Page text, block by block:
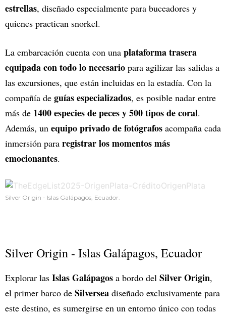
estrellas, diseñado especialmente para buceadores y
quienes practican snorkel.
La embarcación cuenta con una plataforma trasera
equipada con todo lo necesario para agilizar las salidas a
las excursiones, que están incluidas en la estadía. Con la
compañía de guías especializados, es posible nadar entre
más de 1400 especies de peces y 500 tipos de coral.
Además, un equipo privado de fotógrafos acompaña cada
inmersión para registrar los momentos más
emocionantes.
Silver Origin - Islas Galápagos, Ecuador.
Silver Origin - Islas Galápagos, Ecuador
Explorar las Islas Galápagos a bordo del Silver Origin,
el primer barco de Silversea diseñado exclusivamente para
este destino, es sumergirse en un entorno único con todas